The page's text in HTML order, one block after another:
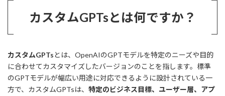
カスタムGPTsとは何ですか？
カスタムGPTsとは、OpenAIのGPTモデルを特定のニーズや目的
に合わせてカスタマイズしたバージョンのことを指します。標準
のGPTモデルが幅広い用途に対応できるように設計されている一
方で、カスタムGPTsは、 特定のビジネス目標、ユーザー層、アプ